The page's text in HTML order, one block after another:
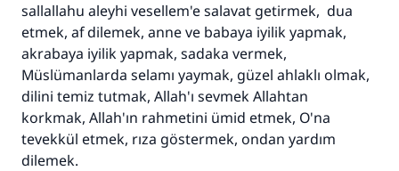
sallallahu aleyhi vesellem'e salavat getirmek, dua
etmek, af dilemek, anne ve babaya iyilik yapmak,
akrabaya iyilik yapmak, sadaka vermek,
Müslümanlarda selamı yaymak, güzel ahlaklı olmak,
dilini temiz tutmak, Allah'ı sevmek Allahtan
korkmak, Allah'ın rahmetini ümid etmek, O'na
tevekkül etmek, rıza göstermek, ondan yardım
dilemek.
Şimdi katkı yapın!